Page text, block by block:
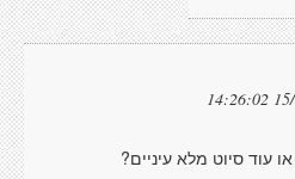
15/
עוד סיוט מלא עיניים?